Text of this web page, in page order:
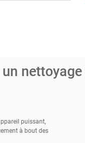
puissant,
à bout des